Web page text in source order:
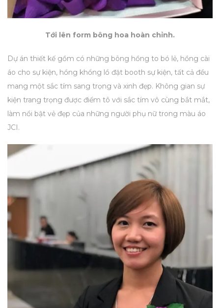
Tới lên form bông hoa hoàn chỉnh.
Dự án thiết kế gồm có những bông hồng to bó lẻ, hồng cài
áo cho sự kiện, hồng khổng lồ đặt booth sự kiện, tất cả đều
mang một sắc tím sang trọng và xinh đẹp. Không gian sự
kiện trang trọng được điểm tô với sắc tím vô cùng bắt mắt,
làm nổi bật vẻ đẹp của những người phụ nữ trong màu áo
JCI.